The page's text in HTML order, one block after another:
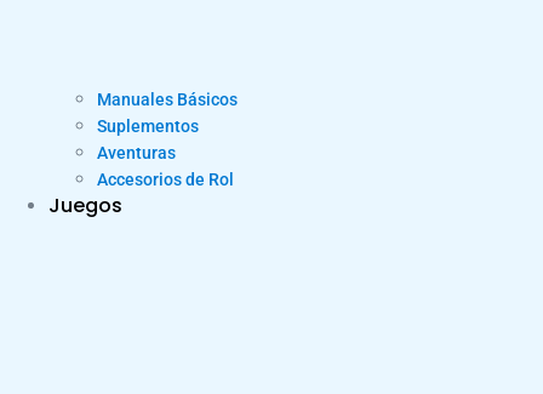
Manuales Básicos
Suplementos
Aventuras
Accesorios de Rol
Juegos